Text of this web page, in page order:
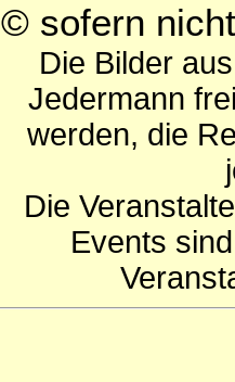
© sofern
Die Bilder
Jedermann
werden, die
Die
Events